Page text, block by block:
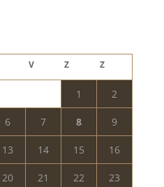
V Z Z
1 2
6 7 8 9
13 14 15 16
20 21 22 23